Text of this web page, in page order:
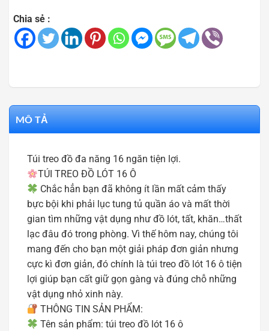
Chia sẻ :
MÔ TẢ
Túi treo đồ đa năng 16 ngăn tiện lợi.
TÚI TREO ĐỒ LÓT 16 Ô
Chắc hẳn bạn đã không ít lần mất cảm thấy
bực bội khi phải lục tung tủ quần áo và mất thời
gian tìm những vật dụng như đồ lót, tất, khăn…thất
lạc đâu đó trong phòng. Vì thế hôm nay, chúng tôi
mang đến cho bạn một giải pháp đơn giản nhưng
cực kì đơn giản, đó chính là túi treo đồ lót 16 ô tiện
lợi giúp bạn cất giữ gọn gàng và đúng chỗ những
vật dụng nhỏ xinh này.
THÔNG TIN SẢN PHẨM:
Tên sản phẩm: túi treo đồ lót 16 ô